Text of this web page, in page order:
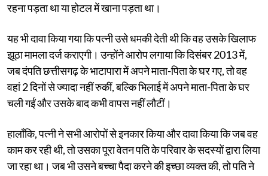
रहना पड़ता था या होटल में खाना पड़ता था।
यह भी दावा किया गया कि पत्नी उसे धमकी देती थी कि वह उसके खिलाफ
झूठा मामला दर्ज कराएगी। उन्होंने आरोप लगाया कि दिसंबर 2013 में,
जब दंपति छत्तीसगढ़ के भाटापारा में अपने माता-पिता के घर गए, तो वह
वहां 2 दिनों से ज्यादा नहीं रुकीं, बल्कि भिलाई में अपने माता-पिता के घर
चली गईं और उसके बाद कभी वापस नहीं लौटीं।
हालाँकि, पत्नी ने सभी आरोपों से इनकार किया और दावा किया कि जब वह
काम कर रही थी, तो उसका पूरा वेतन पति के परिवार के सदस्यों द्वारा लिया
जा रहा था। जब भी उसने बच्चा पैदा करने की इच्छा व्यक्त की, तो पति ने